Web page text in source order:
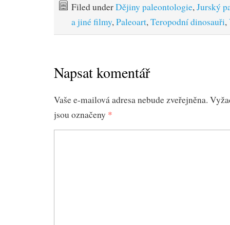
Filed underDějiny paleontologie, Jurský
a jiné filmy, Paleoart, Teropodní dinosauři,
Napsat komentář
Vaše e-mailová adresa nebude zveřejněna.
jsou označeny *